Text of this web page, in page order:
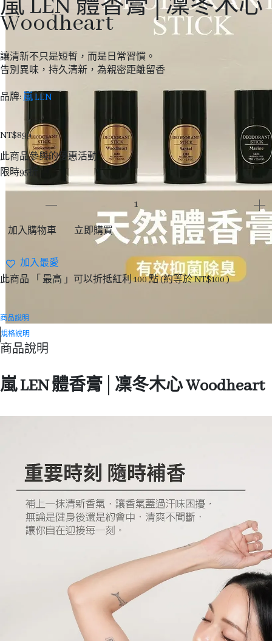
嵐 LEN 體香膏│凜冬木心
Woodheart
讓清新不只是短暫，而是日常習慣。
告別異味，持久清新，為親密距離留香
品牌:嵐 LEN
NT$899
此商品參與的優惠活動
限時95折
加入購物車 立即購買
加入最愛
此商品 「 最高 」可以折抵紅利100點 (約等於NT$100)
商品說明
規格說明
商品說明
嵐 LEN 體香膏│凜冬木心 Woodheart